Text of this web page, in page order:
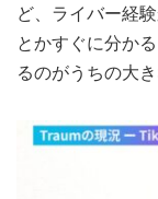
ど、ライバー経
とかすぐに分か
るのがうちの大き